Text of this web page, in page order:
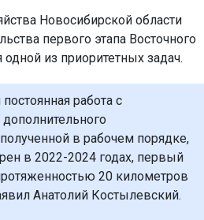
Новосибирской области
первого этапа Восточного
одной из приоритетных задач.
работа с
в рабочем порядке,
в 2022-2024 годах, первый
20 километров
Анатолий Костылевский.